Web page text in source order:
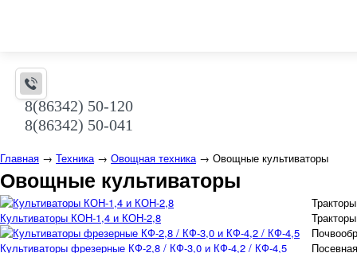
8(86342) 50-120
8(86342) 50-041
Главная → Техника→ Овощная техника→ Овощные культиваторы
Овощные культиваторы
Культиваторы КОН-1,4 и КОН-2,8
Культиваторы фрезерные КФ-2,8 / КФ-3,0 и КФ-4,2 / КФ-4,5